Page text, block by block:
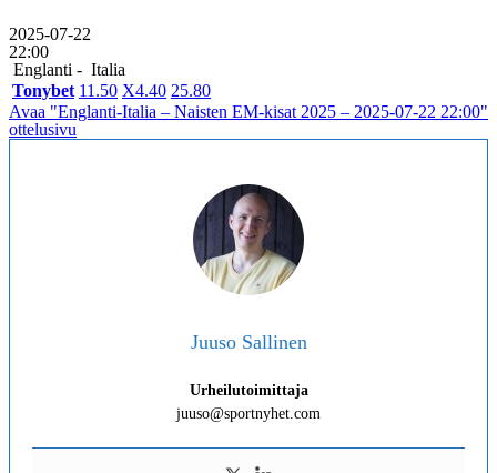
2025-07-22
22:00
Englanti - Italia
Tonybet 11.50 X4.40 25.80
Avaa "Englanti-Italia – Naisten EM-kisat 2025 – 2025-07-22 22:00"
ottelusivu
Juuso Sallinen
Urheilutoimittaja
juuso@sportnyhet.com